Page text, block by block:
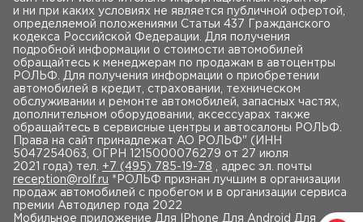
и ни при каких условиях не является публичной офертой,
определяемой положениями Статьи 437 Гражданского
кодекса Российской Федерации. Для получения
подробной информации о стоимости автомобилей
обращайтесь к менеджерам по продажам в автоцентры
РОЛЬФ. Для получения информации о приобретении
автомобилей в кредит, страховании, техническом
обслуживании и ремонте автомобилей, запасных частях,
дополнительном оборудовании, аксессуарах также
обращайтесь в сервисные центры и автосалоны РОЛЬФ.
Права на сайт принадлежат AO РОЛЬФ" (ИНН
5047254063, ОГРН 1215000076279 от 27 июля
2021 года) тел. +7 (495) 785-19-78 , адрес эл. почты
reception@rolf.ru *РОЛЬФ признан лучшим в организации
продаж автомобилей с пробегом и в организации сервиса
премии Автодилер года 2022
Мобильное приложение Для IPhone Для Android Для